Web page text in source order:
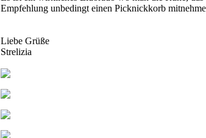
Empfehlung unbedingt einen Picknickkorb
Liebe Grüße
Strelizia